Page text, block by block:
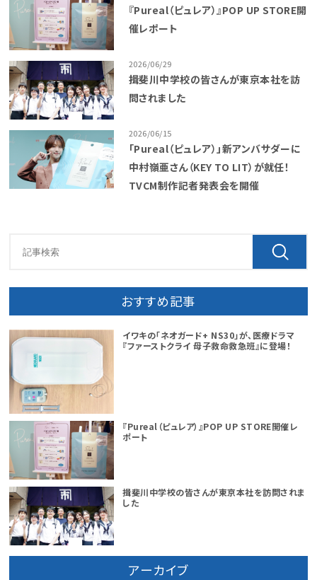
『Pureal（ピュレア）』POP UP STORE開
催レポート
2026/06/29
揖斐川中学校の皆さんが東京本社を訪
問されました
2026/06/15
「Pureal（ピュレア）」新アンバサダーに
中村嶺亜さん（KEY TO LIT）が就任！
TVCM制作記者発表会を開催
おすすめ記事
イワキの「ネオガード+ NS30」が、医療ドラマ
『ファーストクライ 母子救命救急班』に登場！
『Pureal（ピュレア）』POP UP STORE開催レ
ポート
揖斐川中学校の皆さんが東京本社を訪問されま
した
アーカイブ